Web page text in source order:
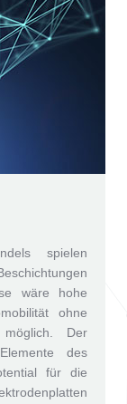
spielen
wäre hohe
ohne
Der
des
für die